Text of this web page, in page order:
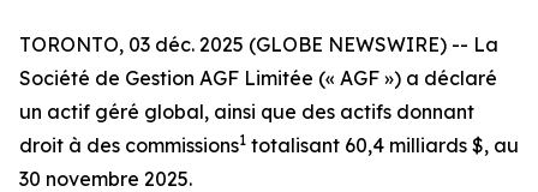
TORONTO, 03 déc. 2025 (GLOBE NEWSWIRE) -- La
Société de Gestion AGF Limitée (« AGF ») a déclaré
un actif géré global, ainsi que des actifs donnant
droit à des commissions1 totalisant 60,4 milliards $, au
30 novembre 2025.